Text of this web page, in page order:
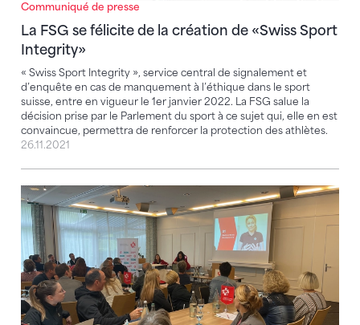
Communiqué de presse
La FSG se félicite de la création de «Swiss Sport
Integrity»
« Swiss Sport Integrity », service central de signalement et
d’enquête en cas de manquement à l’éthique dans le sport
suisse, entre en vigueur le 1er janvier 2022. La FSG salue la
décision prise par le Parlement du sport à ce sujet qui, elle en est
convaincue, permettra de renforcer la protection des athlètes.
26.11.2021
Conférences tournées vers l’avenir